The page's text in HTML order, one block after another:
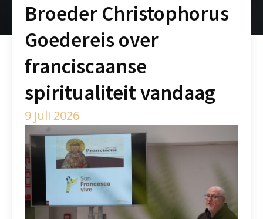
Broeder Christophorus
Goedereis over
franciscaanse
spiritualiteit vandaag
9 juli 2026